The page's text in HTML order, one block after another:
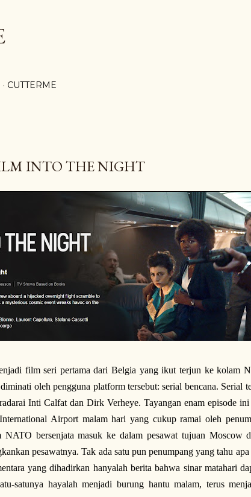
CUTTERME
INTO THE NIGHT
film seri pertama dari Belgia yang ikut terjun ke kolam
oleh pengguna platform tersebut: serial bencana. Serial
Inti Calfat dan Dirk Verheye. Tayangan enam episode ini
Airport malam hari yang cukup ramai oleh
NATO bersenjata masuk ke dalam pesawat tujuan Moscow
pesawatnya. Tak ada satu pun penumpang yang tahu
yang dihadirkan hanyalah berita bahwa sinar matahari
satunya hayalah menjadi burung hantu malam, terus